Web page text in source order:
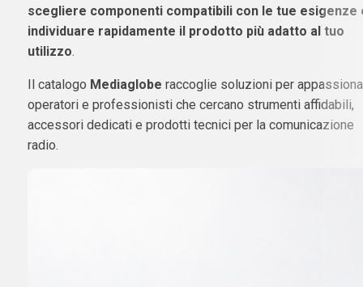
scegliere componenti compatibili con le tue esigenze
individuare rapidamente il prodotto più adatto al tuo
utilizzo.
Il catalogo Mediaglobe raccoglie soluzioni per
operatori e professionisti che cercano strumenti affidabili,
accessori dedicati e prodotti tecnici per la comunicazione
radio.